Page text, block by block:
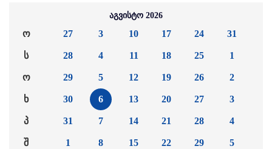
აგვისტო 2026
ო
ს
ო
ხ
პ
შ
27
28
29
30
31
1
3
4
5
6
7
8
10
11
12
13
14
15
17
18
19
20
21
22
24
25
26
27
28
29
31
1
2
3
4
5